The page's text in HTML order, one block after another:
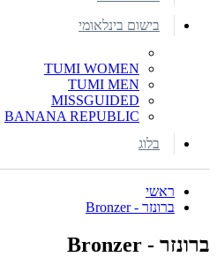
בישום בינלאומי
TUMI WOMEN
TUMI MEN
MISSGUIDED
BANANA REPUBLIC
בלוג
ראשי
ברונזר - Bronzer
ברונזר - Bronzer